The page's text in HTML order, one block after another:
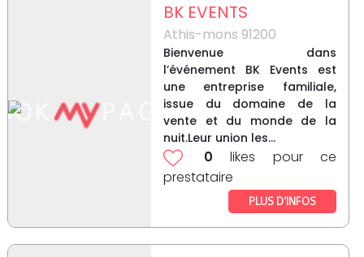
BK EVENTS
Athis-mons 91200
Bienvenue dans
l’événement BK Events est
une entreprise familiale,
issue du domaine de la
vente et du monde de la
nuit.Leur union les...
0 likes pour ce
prestataire
PLUS D’INFOS